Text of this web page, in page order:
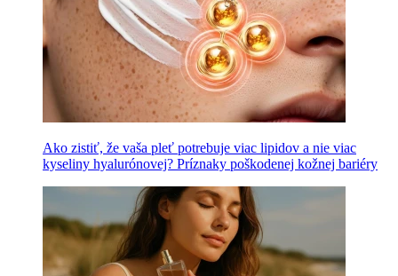
Ako zistiť, že vaša pleť potrebuje viac lipidov a nie viac
kyseliny hyalurónovej? Príznaky poškodenej kožnej bariéry